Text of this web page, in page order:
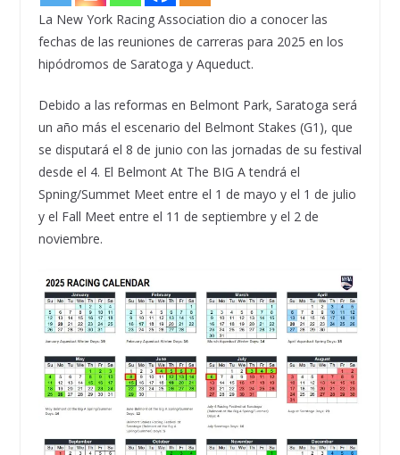
La New York Racing Association dio a conocer las
fechas de las reuniones de carreras para 2025 en los
hipódromos de Saratoga y Aqueduct.
Debido a las reformas en Belmont Park, Saratoga será
un año más el escenario del Belmont Stakes (G1), que
se disputará el 8 de junio con las jornadas de su festival
desde el 4. El Belmont At The BIG A tendrá el
Spning/Summet Meet entre el 1 de mayo y el 1 de julio
y el Fall Meet entre el 11 de septiembre y el 2 de
noviembre.